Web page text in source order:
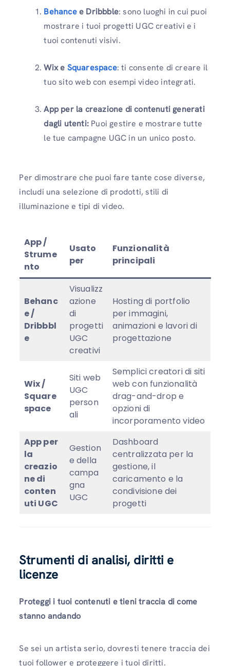
Behancee Dribbble: sono luoghi in cui puoi
mostrare i tuoi progetti UGC creativi e i
tuoi contenuti visivi.
Wix e Squarespace: ti consente di creare il
tuo sito web con esempi video integrati.
App per la creazione di contenuti generati
dagli utenti: Puoi gestire e mostrare tutte
le tue campagne UGC in un unico posto.
Per dimostrare che puoi fare tante cose diverse,
includi una selezione di prodotti, stili di
illuminazione e tipi di video.
App /
Strume
nto
Usato
per
Funzionalità
principali
Behanc
e /
Dribbbl
e
Visualizz
azione
di
progetti
UGC
creativi
Hosting di portfolio
per immagini,
animazioni e lavori di
progettazione
Wix /
Square
space
Siti web
UGC
person
ali
Semplici creatori di siti
web con funzionalità
drag-and-drop e
opzioni di
incorporamento video
App per
la
creazio
ne di
conten
uti UGC
Gestion
e della
campa
gna
UGC
Dashboard
centralizzata per la
gestione, il
caricamento e la
condivisione dei
progetti
Strumenti di analisi, diritti e
licenze
Proteggi i tuoi contenuti e tieni traccia di come
stanno andando
Se sei un artista serio, dovresti tenere traccia dei
tuoi follower e proteggere i tuoi diritti.